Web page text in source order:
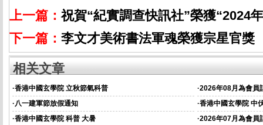
上一篇：祝賀“紀實調查快訊社”榮獲“2024
下一篇： 李文才美術書法軍魂榮獲宗星官獎
相关文章
·香港中國玄學院 立秋節氣科普 ·2026年08月為會員
·八一建軍節放假通知 ·香港中國玄學院 中
·香港中國玄學院 科普 大暑 ·2026年07月為會員